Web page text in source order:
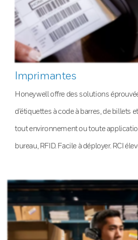
Imprimantes
Honeywell offre des solutions
d’étiquettes à code à barres, de billets
tout environnement ou toute
bureau, RFID. Facile à déployer. RCI